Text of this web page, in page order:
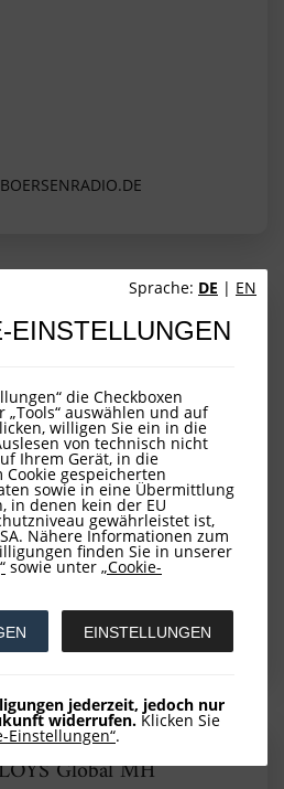
Sprache: DE | EN
EINSTELLUNGEN
die Checkboxen
„Tools“ auswählen und auf
willigen Sie ein in die
von technisch nicht
Ihrem Gerät, in die
gespeicherten
sowie in eine Übermittlung
in denen kein der EU
gewährleistet ist,
Nähere Informationen zum
finden Sie in unserer
sowie unter „Cookie-
EINSTELLUNGEN
jederzeit, jedoch nur
widerrufen. Klicken Sie
Einstellungen“.
das vergangene
Global MH